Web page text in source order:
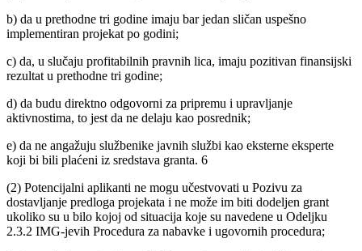
b) da u prethodne tri godine imaju bar jedan sličan uspešno
implementiran projekat po godini;
c) da, u slučaju profitabilnih pravnih lica, imaju pozitivan finansijski
rezultat u prethodne tri godine;
d) da budu direktno odgovorni za pripremu i upravljanje
aktivnostima, to jest da ne delaju kao posrednik;
e) da ne angažuju službenike javnih službi kao eksterne eksperte
koji bi bili plaćeni iz sredstava granta. 6
(2) Potencijalni aplikanti ne mogu učestvovati u Pozivu za
dostavljanje predloga projekata i ne može im biti dodeljen grant
ukoliko su u bilo kojoj od situacija koje su navedene u Odeljku
2.3.2 IMG-jevih Procedura za nabavke i ugovornih procedura;